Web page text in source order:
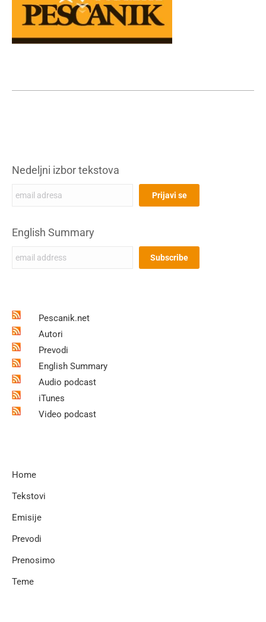
Nedeljni izbor tekstova
English Summary
Pescanik.net
Autori
Prevodi
English Summary
Audio podcast
iTunes
Video podcast
Home
Tekstovi
Emisije
Prevodi
Prenosimo
Teme